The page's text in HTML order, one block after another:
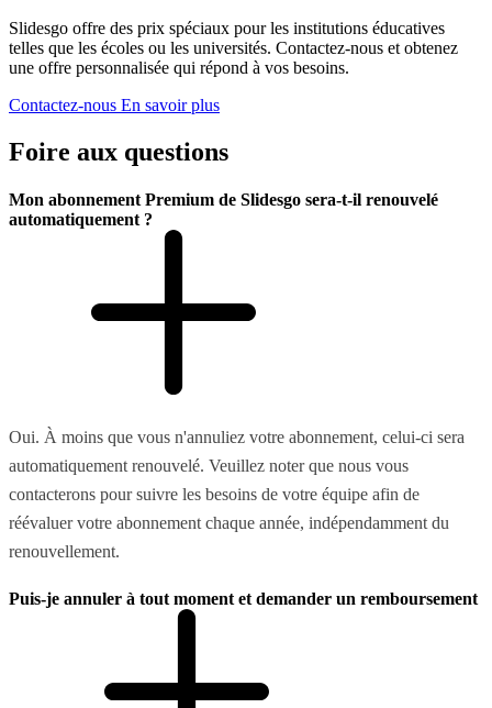
Slidesgo offre des prix spéciaux pour les institutions éducatives
telles que les écoles ou les universités. Contactez-nous et obtenez
une offre personnalisée qui répond à vos besoins.
Contactez-nous En savoir plus
Foire aux questions
Mon abonnement Premium de Slidesgo sera-t-il renouvelé
automatiquement ?
Oui. À moins que vous n'annuliez votre abonnement, celui-ci sera
automatiquement renouvelé. Veuillez noter que nous vous
contacterons pour suivre les besoins de votre équipe afin de
réévaluer votre abonnement chaque année, indépendamment du
renouvellement.
Puis-je annuler à tout moment et demander un remboursement